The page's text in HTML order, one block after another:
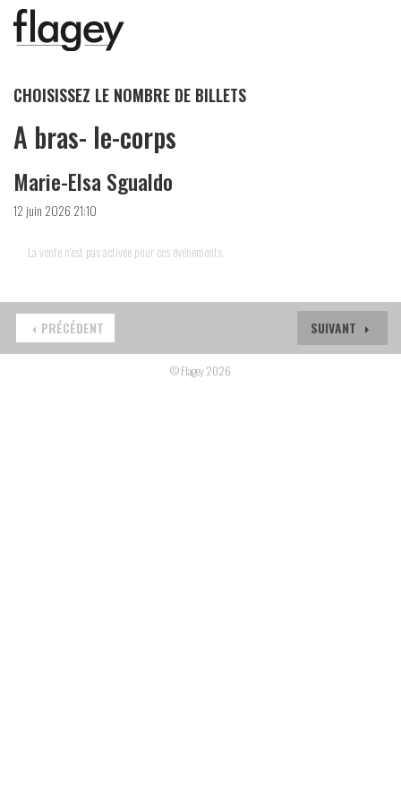
CHOISISSEZ LE NOMBRE DE BILLETS
A bras- le-corps
Marie-Elsa Sgualdo
12 juin 2026 21:10
La vente n'est pas activée pour ces événements.
SUIVANT
PRÉCÉDENT
© Flagey 2026